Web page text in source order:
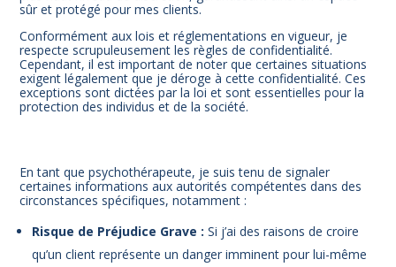
sûr et protégé pour mes clients.
Conformément aux lois et réglementations en vigueur, je
respecte scrupuleusement les règles de confidentialité.
Cependant, il est important de noter que certaines situations
exigent légalement que je déroge à cette confidentialité. Ces
exceptions sont dictées par la loi et sont essentielles pour la
protection des individus et de la société.
En tant que psychothérapeute, je suis tenu de signaler
certaines informations aux autorités compétentes dans des
circonstances spécifiques, notamment :
Risque de Préjudice Grave : Si j’ai des raisons de croire
qu’un client représente un danger imminent pour lui-même